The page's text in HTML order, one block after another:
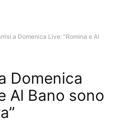
a Domenica Live: “Romina e Al
Domenica
Al Bano sono